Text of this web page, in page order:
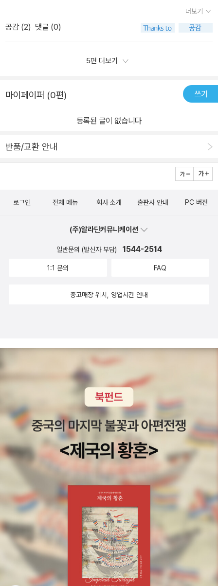
내 마음을 대변하고 있는 것 같아서. 프리랜서 일러스트레이터 529
는 무슨 일이 있어도 나의 하루를 기록하기로 다짐한 후, 매일매일을
났던 사람들...하루하루 나를 행복하게 만든 것 하나만 골라 정성스럽
했던 하루하루가 자세히. 정성스럽게 들여다보면 모두 다르다는 걸
말해준다. 얼마나 솔직한지 읽다가 공감 가는 구절이 자꾸만 눈에 보
였다. '하루 종일 불도 켜지 않고 컴컴한 곳에 누워 있다. 눈을 잘 뜰
다. 오타가 엄청날 것 같지만.'과 같이 라섹수술 후기를 남기기도 하
먹고, 졸리면 잠을 자고, 웃기면 웃고, 슬프면 슬퍼하고, 화가 나면 화
까.'라는 푸념에 마음이 찌르르 움직였다. 이토록 솔직한 그의 일상에
기분.. 《하루 그림 하나》는 우리의 일상처럼 잔잔하고 평범한 하루하
를 채우고 있는 건 그날 있었던 일이 아니다. 그날의 '나'다. 내가 어떤
생각을 했는지. 그날 내가 어땠는지에 집중하고 있다. 처음에는 1년
에는 그날 있었던 일보다 그날의 '나'가 더 많았다. 나는 다시 안 올 순
다. '곡 잘할 필요 있나?''인간의 모든 불행은 단 한 가지, 고요한 방에
하며 나에게만 집중하는 시간을 즐길 줄 아는 저자를 보며, '나'에 대
해 생각보다 들여다보지 않은 나를 생각했다. 매일 비슷하다고 생각
하며 제대로 들여다보지 않았던 '나'를 말이다. 일로 하루를 기록하지
않고 감정으로 생각으로 기록한 일기였기에 떠올릴 수 있는 생각이
아니었나 싶다. 무엇보다 포근하게 마음을 움직이는 일러스트가 한몫
했다. 색연필로 쓱쓱 그린 질감. 왠지 마음을 더 따뜻하게 만들어준다.
물감이나 포토샵이나 연필, 파스텔과 전혀 다른 색연필 느낌이어서
《하루 그림 하나》가 더 매력적이다. 작가가 색연필을 사러 간다는 글
에. 좋은 색연필로 다른 날들을 따뜻하게 담아주길 바라기도 했다. 시
선이 많이 머무는 때는 아무래도 9월, 10월, 11월이다. 지금 내가 느
끼고 있는 계절감이 그림 속에 듬뿍 담겨 있기 때문이다. 봄에 이 책을
봤다면, 작가가 좋아한다고 했던 5월을 들여다보았을 것이다. 하지
만, 지금 서늘한 바람이 내 빰을 스치는 완연한 가을. 이 가을을 느낄
수 있는 그림에 시선이 가는 건 어쩔 수 없었다. 긴팔과 반팔이 오가
는 그림 덕분에 계절감을 느끼기란 쉽지 않지만. 은행잎이나 송편을
보며, 안 그래도 짧은 가을 날 하루하루를 기억해야겠단 생각이 든
을 기억에 남기기 위해 그림일기를 쓰기 시작했다고 한다.일기쓰는
것을 거르는 날 없이 성실하게 일기를 써 내려간 기록들그 기록 속에
서 아주 소소한 행복들을 느낄 수 있어서 좋은.대리만족의 시간과 힐
링의 시간을 가질수 있어 좋은 시간이 아니었나 생각한다. ' 가끔, 나
고 느끼는 것이 나를 더 힘들게 했고,자꾸만 더 움츠러들게 만들었다.
이상하게 다정함을 나눠 줘도 어렵게만 느껴지는 사람들이 있다. ' 친
한번쯤은 겪어봤을 이 사람과 사람간의 관계에 대한 고민.어쩌면 개
감을 느끼게 하는 것은어쩌면 누구던지 적어도 한번쯤은 경험해 봤음
직한 이야기들을 기록해 두었기에더욱 더 공감하고 위로받고 힐링이
되는 책이 아닐까 싶다.반복되는 일상이고 반복되는 이야기 일수도
남기고 그림도 함께 남긴 기록물이라는 점.하루 그림 하나는 작가만
더보기
공감 (2) 댓글 (0)
5편 더보기
마이페이퍼 (0편) 쓰기
등록된 글이 없습니다
반품/교환 안내
로그인 전체 메뉴 회사 소개 출판사 안내 PC 버전
(주)알라딘커뮤니케이션
일반문의 (발신자 부담) 1544-2514
1:1 문의 FAQ
중고매장 위치, 영업시간 안내